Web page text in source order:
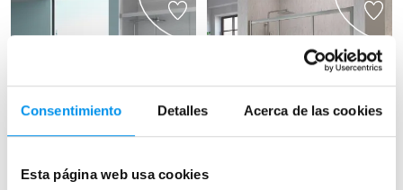
Consentimiento Detalles Acerca de las cookies
Esta página web usa cookies